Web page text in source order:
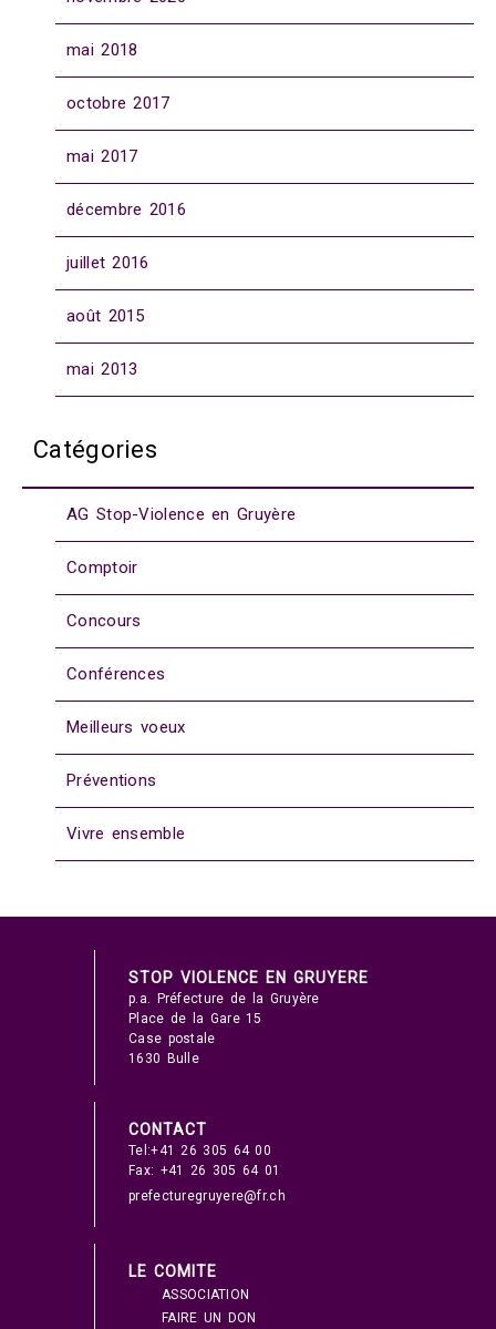
mai 2018
octobre 2017
mai 2017
décembre 2016
juillet 2016
août 2015
mai 2013
Catégories
AG Stop-Violence en Gruyère
Comptoir
Concours
Conférences
Meilleurs voeux
Préventions
Vivre ensemble
STOP VIOLENCE EN GRUYERE
p.a. Préfecture de la Gruyère
Place de la Gare 15
Case postale
1630 Bulle
CONTACT
Tel:+41 26 305 64 00
Fax: +41 26 305 64 01
prefecturegruyere@fr.ch
LE COMITE
ASSOCIATION
FAIRE UN DON